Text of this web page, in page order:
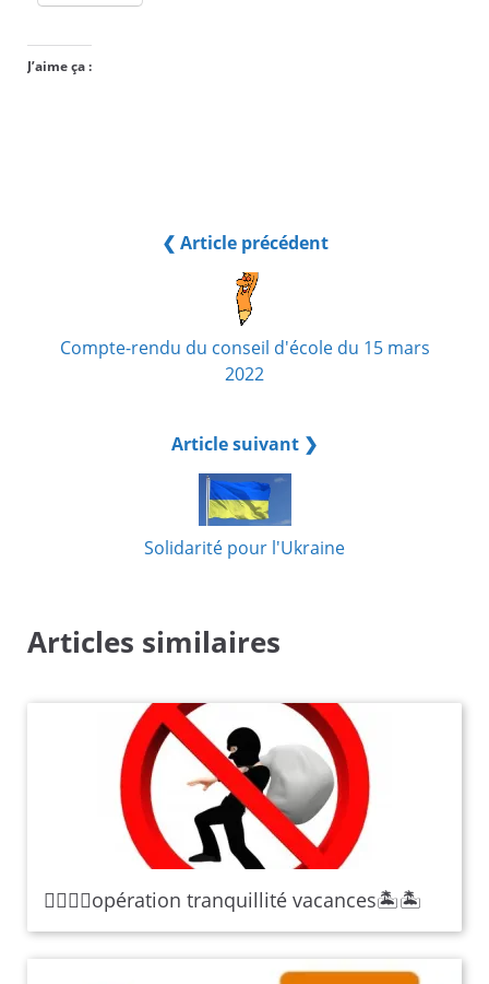
J’aime ça :
❮ Article précédent
Compte-rendu du conseil d'école du 15 mars
2022
Article suivant ❯
Solidarité pour l'Ukraine
Articles similaires
👮‍♂️👮‍♂opération tranquillité vacances🏝️🏝️